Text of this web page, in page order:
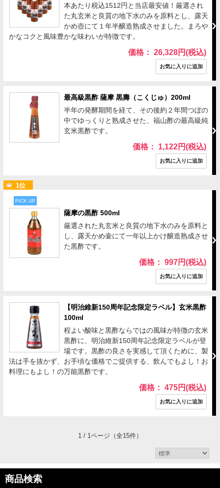
本あたり税込1512円と当店最安値！厳選され
た丸玄米と良質の地下水のみを原料とし、露天
かめ壺にて１年半醸造熟成させました。まろや
かなコクと風味豊かな味わいが特徴です。
価格： 26,328円(税込)
最高級黒酢 薩摩 黒壽（こくじゅ）200ml
半年の発酵期間を経て、その後約２年間つぼの
中でゆっくりと熟成させた、福山酢の最高級純
玄米黒酢です。
価格： 1,122円(税込)
1位
PICK UP
薩摩の黒酢 500ml
厳選された丸玄米と良質の地下水のみを原料と
し、露天かめ壷にて一年以上かけ醸造熟成させ
た黒酢です。
価格： 997円(税込)
【明治維新150周年記念限定ラベル】玄米黒酢
100ml
程よい酸味と黒酢ならではの風味が特徴の玄米
黒酢に、明治維新150周年記念限定ラベルが登
場です。黒酢の良さを実感して頂くために、製
法は手を抜かず、お手頃な価格でご提供する、飲んでもよし！お
料理にもよし！の万能黒酢です。
価格： 475円(税込)
1 / 1ページ （全15件）
商品検索